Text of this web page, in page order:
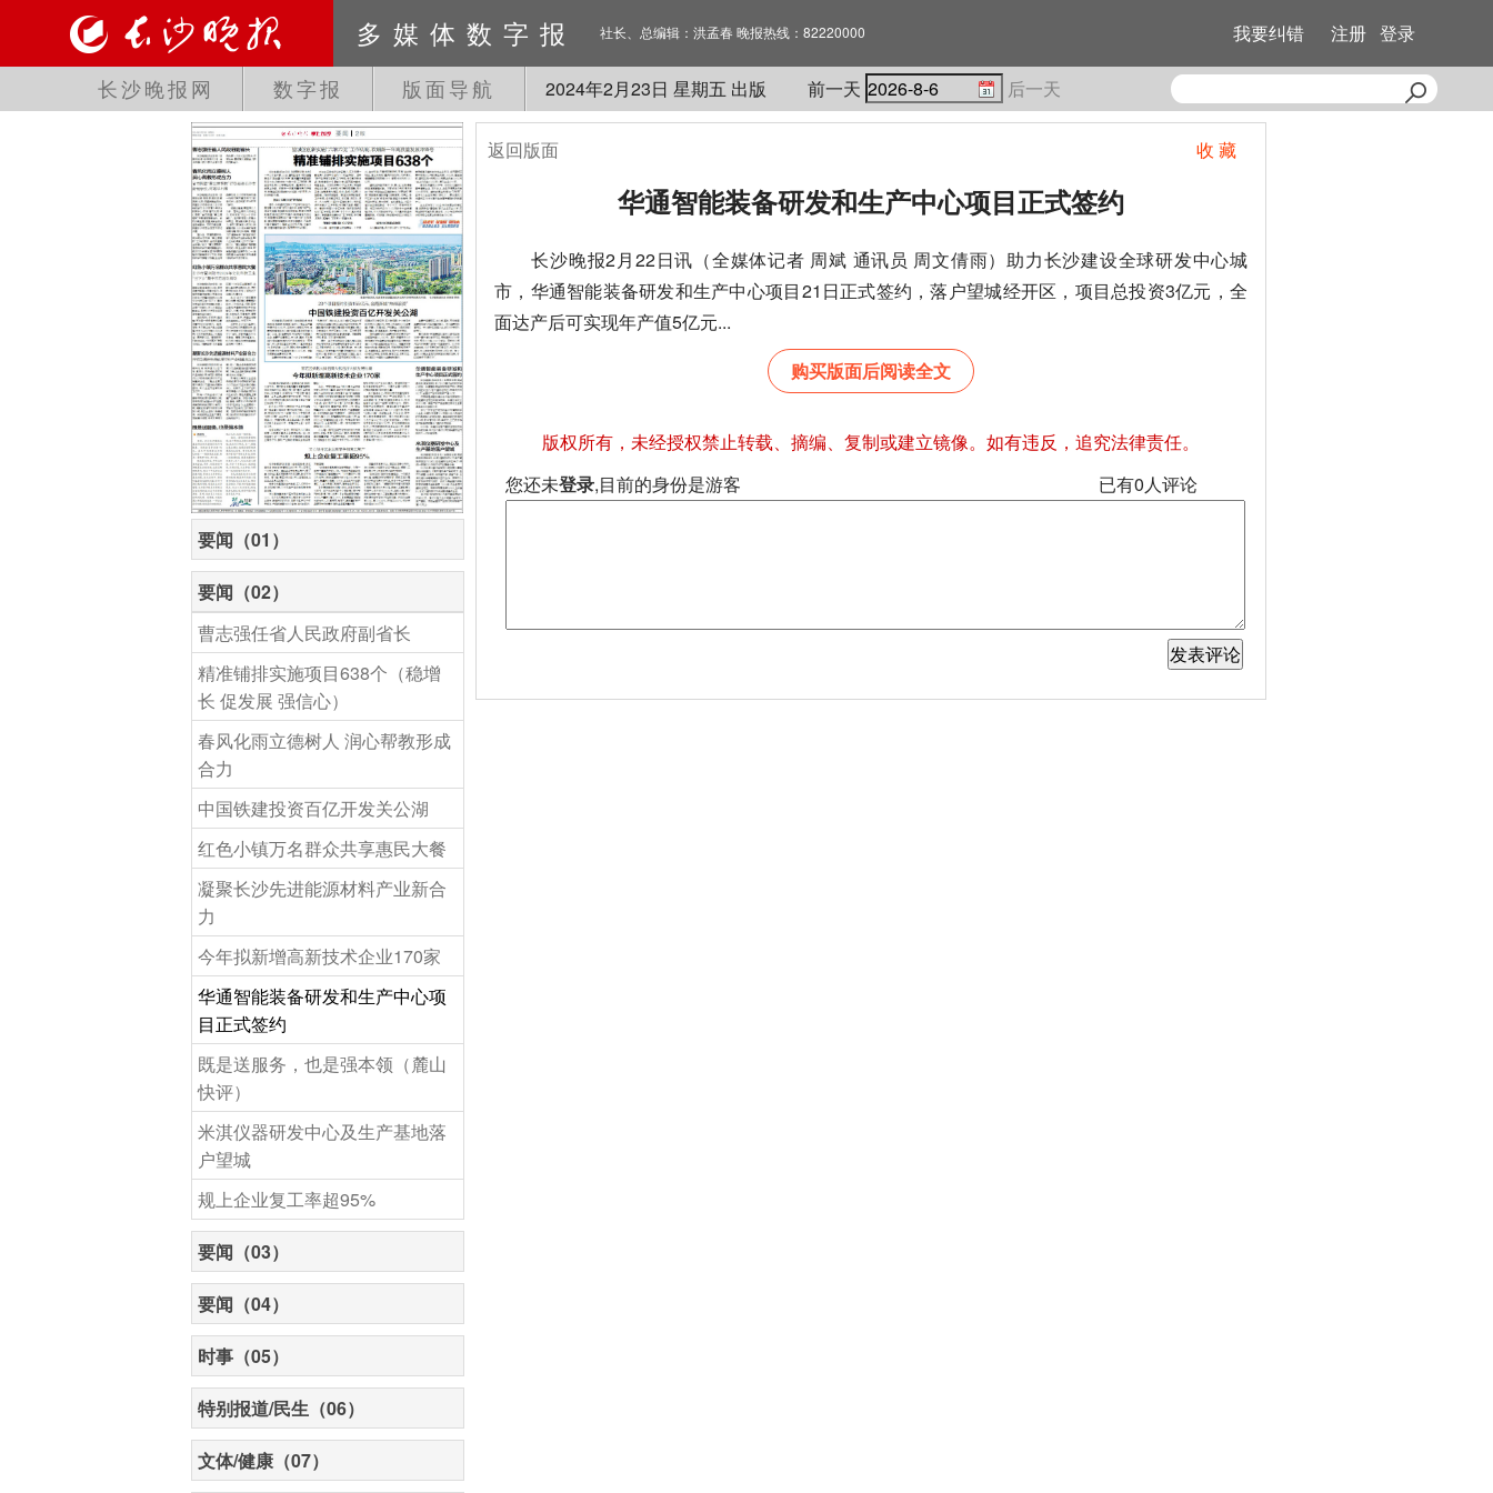
多媒体数字报 社长、总编辑：洪孟春 晚报热线：82220000 我要纠错 注册 登录
长沙晚报网 数字报 版面导航 2024年2月23日 星期五 出版 前一天 后一天
要闻（01）
要闻（02）
曹志强任省人民政府副省长
精准铺排实施项目638个（稳增
长 促发展 强信心）
春风化雨立德树人 润心帮教形成
合力
中国铁建投资百亿开发关公湖
红色小镇万名群众共享惠民大餐
凝聚长沙先进能源材料产业新合
力
今年拟新增高新技术企业170家
华通智能装备研发和生产中心项
目正式签约
既是送服务，也是强本领（麓山
快评）
米淇仪器研发中心及生产基地落
户望城
规上企业复工率超95%
要闻（03）
要闻（04）
时事（05）
特别报道/民生（06）
文体/健康（07）
返回版面 收 藏
华通智能装备研发和生产中心项目正式签约
长沙晚报2月22日讯（全媒体记者 周斌 通讯员 周文倩雨）助力长沙建设全球研发中心城
市，华通智能装备研发和生产中心项目21日正式签约，落户望城经开区，项目总投资3亿元，全
面达产后可实现年产值5亿元...
购买版面后阅读全文
版权所有，未经授权禁止转载、摘编、复制或建立镜像。如有违反，追究法律责任。
您还未登录,目前的身份是游客 已有0人评论